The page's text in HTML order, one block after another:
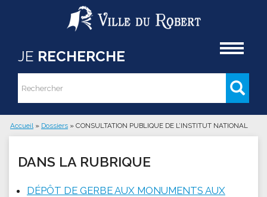
Aller au contenu principal
JE RECHERCHE
Formulaire de recherche
Rechercher
Vous êtes ici
Accueil » Dossiers » CONSULTATION PUBLIQUE DE L’INSTITUT NATIONAL
DANS LA RUBRIQUE
DÉPÔT DE GERBE AUX MONUMENTS AUX